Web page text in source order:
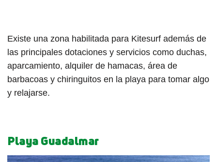
Existe una zona habilitada para Kitesurf además de
las principales dotaciones y servicios como duchas,
aparcamiento, alquiler de hamacas, área de
barbacoas y chiringuitos en la playa para tomar algo
y relajarse.
Playa Guadalmar